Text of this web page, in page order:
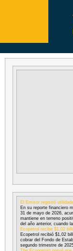
El Emisor registró
En su reporte financiero
31 de mayo de 2026,
mantiene en terreno
del año anterior, cuando
Ecopetrol recibe $1,02
Ecopetrol recibió $1,02
cobrar del Fondo de
segundo trimestre de